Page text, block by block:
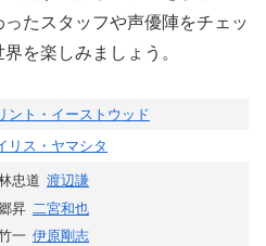
たスタッフや声優陣をチェッ
を楽しみましょう。
ント・イーストウッド
リス・ヤマシタ
忠道 渡辺謙
昇 二宮和也
一 伊原剛志